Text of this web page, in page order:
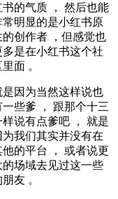
书的气质 ， 然后也能
常明显的是小红书原
的创作者 ，但感觉也
多是在小红书这个社
里面 。
是因为当然这样说也
一些爹 ， 跟那个十三
样说有点爹吧 ， 就是
为我们其实并没有在
他的平台 ， 或者说更
的场域去见过这一些
友 。